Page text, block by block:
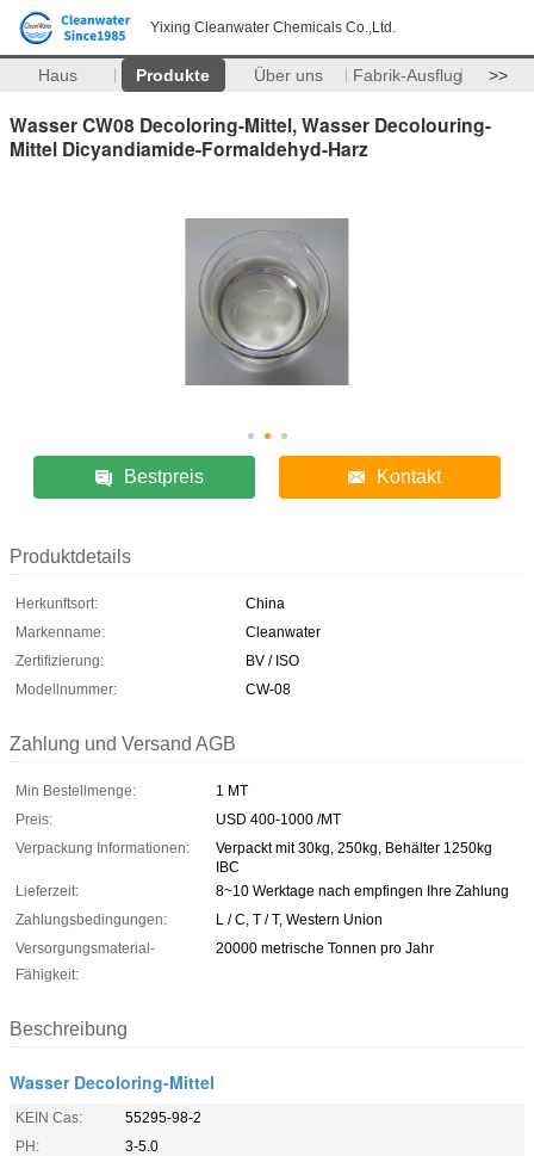
Yixing Cleanwater Chemicals Co.,Ltd.
Haus Produkte Über uns Fabrik-Ausflug >>
Wasser CW08 Decoloring-Mittel, Wasser Decolouring-
Mittel Dicyandiamide-Formaldehyd-Harz
Bestpreis Kontakt
Produktdetails
Herkunftsort:
China
Markenname:
Cleanwater
Zertifizierung:
BV / ISO
Modellnummer:
CW-08
Zahlung und Versand AGB
Min Bestellmenge:
1 MT
Preis:
USD 400-1000 /MT
Verpackung Informationen:
Verpackt mit 30kg, 250kg, Behälter 1250kg
IBC
Lieferzeit:
8~10 Werktage nach empfingen Ihre Zahlung
Zahlungsbedingungen:
L / C, T / T, Western Union
Versorgungsmaterial-
Fähigkeit:
20000 metrische Tonnen pro Jahr
Beschreibung
Wasser Decoloring-Mittel
KEIN Cas:
55295-98-2
PH:
3-5.0